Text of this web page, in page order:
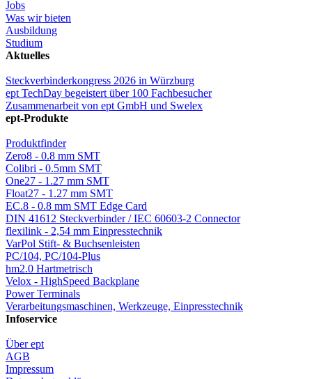
Jobs
Was wir bieten
Ausbildung
Studium
Aktuelles
Steckverbinderkongress 2026 in Würzburg
ept TechDay begeistert über 100 Fachbesucher
Zusammenarbeit von ept GmbH und Swelex
ept-Produkte
Produktfinder
Zero8 - 0.8 mm SMT
Colibri - 0.5mm SMT
One27 - 1.27 mm SMT
Float27 - 1.27 mm SMT
EC.8 - 0.8 mm SMT Edge Card
DIN 41612 Steckverbinder / IEC 60603-2 Connector
flexilink - 2,54 mm Einpresstechnik
VarPol Stift- & Buchsenleisten
PC/104, PC/104-Plus
hm2.0 Hartmetrisch
Velox - HighSpeed Backplane
Power Terminals
Verarbeitungsmaschinen, Werkzeuge, Einpresstechnik
Infoservice
Über ept
AGB
Impressum